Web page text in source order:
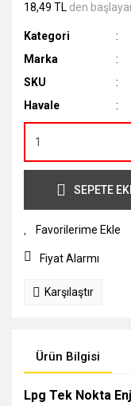
18,49 TL den
Kategori
Marka
SKU
Havale
SEPETE
Fiyat Alarmı
Karşılaştır
Ürün Bilgisi
Lpg Tek Nokta